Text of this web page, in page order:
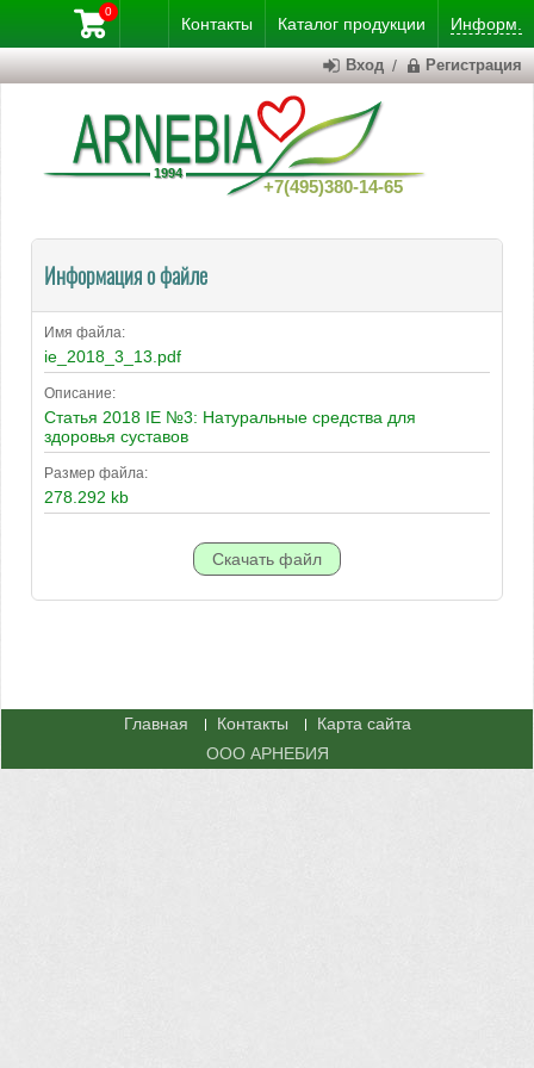
Контакты Каталог продукции Информ.
+7(495)380-14-65
0
Вход / Регистрация
Информация о файле
Имя файла:
ie_2018_3_13.pdf
Описание:
Статья 2018 IE №3: Натуральные средства для
здоровья суставов
Размер файла:
278.292 kb
Главная Контакты
Карта сайта
ООО АРНЕБИЯ